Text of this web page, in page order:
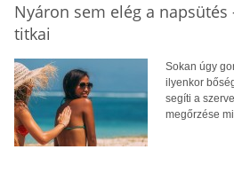
Nyáron sem elég a
titkai
Sokan úgy
ilyenkor
segíti a
megőrzése